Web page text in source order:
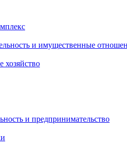
и имущественные
и предпринимательство